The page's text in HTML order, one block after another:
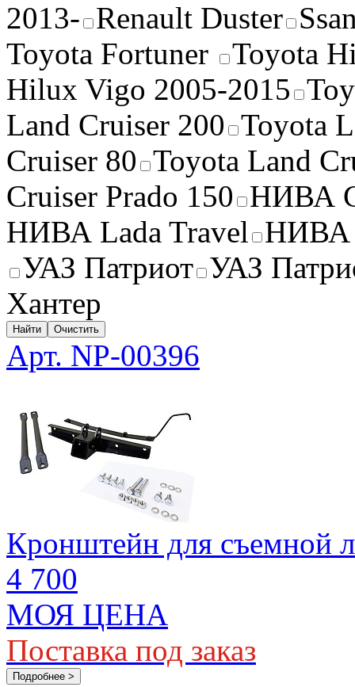
2013- Renault Duster
Toyota Fortuner
Toyota
Hilux Vigo 2005-2015
Land Cruiser 200 Toyota
Cruiser 80 Toyota Land
Cruiser Prado 150 НИВА
НИВА Lada Travel НИВА
УАЗ Патриот УАЗ
Хантер
Найти Очистить
Арт. NP-00396
Кронштейн для съемной
4 700
МОЯ ЦЕНА
Поставка под заказ
Подробнее >